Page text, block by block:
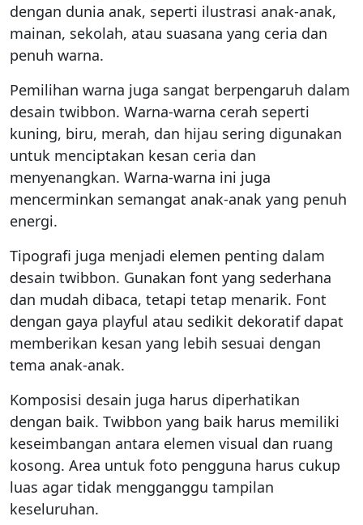
dengan dunia anak, seperti ilustrasi anak-anak,
mainan, sekolah, atau suasana yang ceria dan
penuh warna.
Pemilihan warna juga sangat berpengaruh dalam
desain twibbon. Warna-warna cerah seperti
kuning, biru, merah, dan hijau sering digunakan
untuk menciptakan kesan ceria dan
menyenangkan. Warna-warna ini juga
mencerminkan semangat anak-anak yang penuh
energi.
Tipografi juga menjadi elemen penting dalam
desain twibbon. Gunakan font yang sederhana
dan mudah dibaca, tetapi tetap menarik. Font
dengan gaya playful atau sedikit dekoratif dapat
memberikan kesan yang lebih sesuai dengan
tema anak-anak.
Komposisi desain juga harus diperhatikan
dengan baik. Twibbon yang baik harus memiliki
keseimbangan antara elemen visual dan ruang
kosong. Area untuk foto pengguna harus cukup
luas agar tidak mengganggu tampilan
keseluruhan.